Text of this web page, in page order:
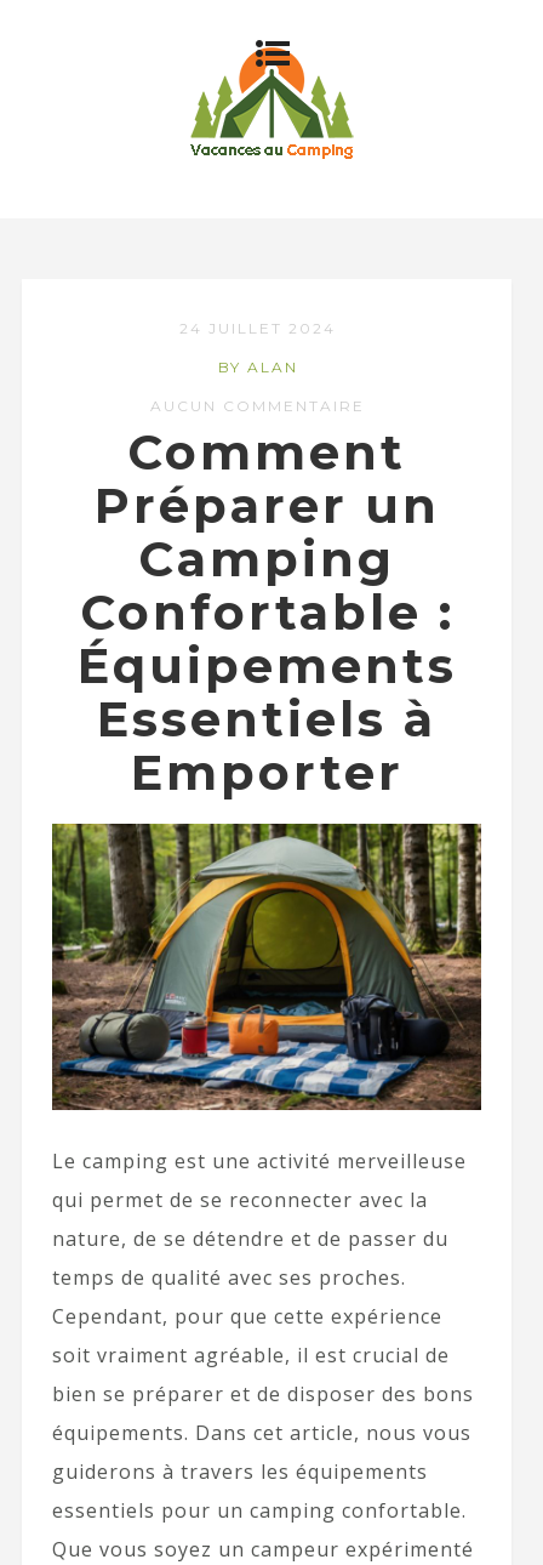
24 JUILLET 2024
BY ALAN
AUCUN COMMENTAIRE
Comment
Préparer un
Camping
Confortable :
Équipements
Essentiels à
Emporter
Le camping est une activité merveilleuse
qui permet de se reconnecter avec la
nature, de se détendre et de passer du
temps de qualité avec ses proches.
Cependant, pour que cette expérience
soit vraiment agréable, il est crucial de
bien se préparer et de disposer des bons
équipements. Dans cet article, nous vous
guiderons à travers les équipements
essentiels pour un camping confortable.
Que vous soyez un campeur expérimenté